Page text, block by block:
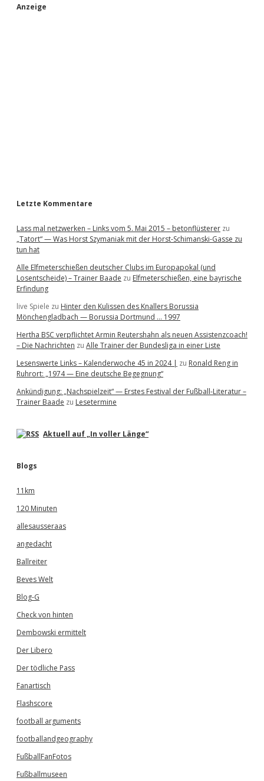
S
Anzeige
Letzte Kommentare
Lass mal netzwerken – Links vom 5. Mai 2015 – betonflüsterer zu
„Tatort“ — Was Horst Szymaniak mit der Horst-Schimanski-Gasse zu
tun hat
Alle Elfmeterschießen deutscher Clubs im Europapokal (und
Losentscheide) – Trainer Baade zu Elfmeterschießen, eine bayrische
Erfindung
live Spiele zu Hinter den Kulissen des Knallers Borussia
Mönchengladbach — Borussia Dortmund … 1997
Hertha BSC verpflichtet Armin Reutershahn als neuen Assistenzcoach!
– Die Nachrichten zu Alle Trainer der Bundesliga in einer Liste
Lesenswerte Links – Kalenderwoche 45 in 2024 | zu Ronald Reng in
Ruhrort: „1974 — Eine deutsche Begegnung“
Ankündigung: „Nachspielzeit“ — Erstes Festival der Fußball-Literatur –
Trainer Baade zu Lesetermine
Aktuell auf „In voller Länge“
Blogs
11km
120 Minuten
allesausseraas
angedacht
Ballreiter
Beves Welt
Blog-G
Check von hinten
Dembowski ermittelt
Der Libero
Der tödliche Pass
Fanartisch
Flashscore
football arguments
footballandgeography
FußballFanFotos
Fußballmuseen